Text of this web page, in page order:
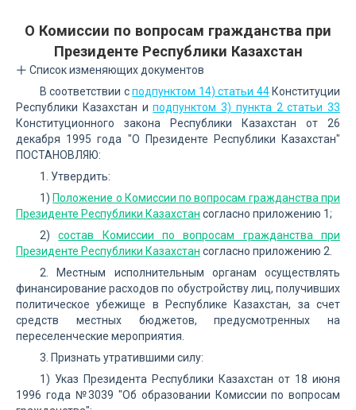
О Комиссии по вопросам гражданства при
Президенте Республики Казахстан
Список изменяющих документов
В соответствии сподпунктом 14) статьи 44Конституции
Республики Казахстан иподпунктом 3) пункта 2 статьи 33
Конституционного закона Республики Казахстан от 26
декабря 1995 года "О Президенте Республики Казахстан"
ПОСТАНОВЛЯЮ:
1. Утвердить:
1) Положение о Комиссии по вопросам гражданства при
Президенте Республики Казахстан согласно приложению 1;
2)состав Комиссии по вопросам гражданства при
Президенте Республики Казахстан согласно приложению 2.
2. Местным исполнительным органам осуществлять
финансирование расходов по обустройству лиц, получивших
политическое убежище в Республике Казахстан, за счет
средств местных бюджетов, предусмотренных на
переселенческие мероприятия.
3. Признать утратившими силу:
1) Указ Президента Республики Казахстан от 18 июня
1996 года №3039 "Об образовании Комиссии по вопросам